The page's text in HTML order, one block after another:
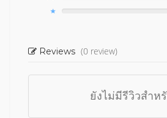
Reviews (0 review)
ยังไม่มีรีวิวสำห